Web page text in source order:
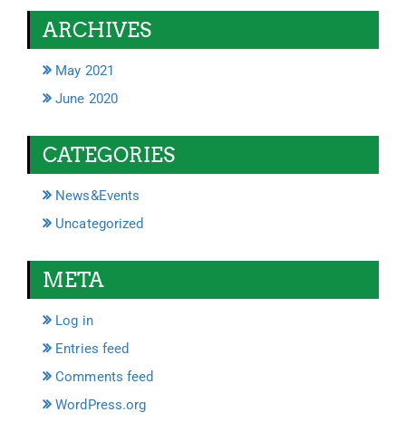
ARCHIVES
May 2021
June 2020
CATEGORIES
News&Events
Uncategorized
META
Log in
Entries feed
Comments feed
WordPress.org